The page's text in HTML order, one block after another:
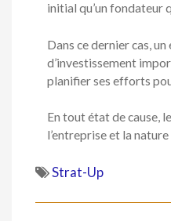
initial qu’un fondateur
Dans ce dernier cas,
d’investissement
planifier ses efforts
En tout état de cause,
l’entreprise et la
Strat-Up